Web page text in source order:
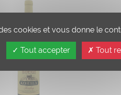
cookies et vous donne le
Tout accepter Tout